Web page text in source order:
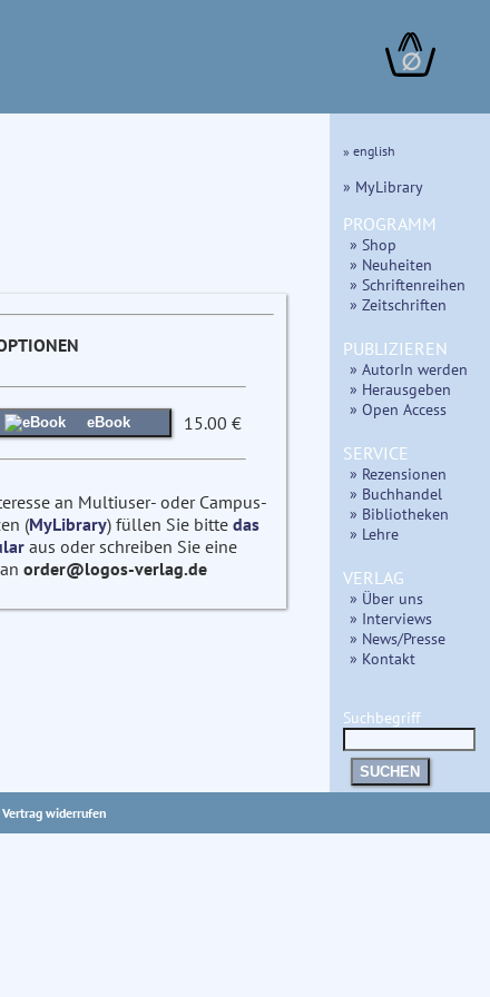
∅
eBook 15.00 €
an Multiuser- oder Campus-
(MyLibrary) füllen Sie bitte das
aus oder schreiben Sie eine
order@logos-verlag.de
» english
» MyLibrary
PROGRAMM
» Shop
» Neuheiten
» Schriftenreihen
» Zeitschriften
PUBLIZIEREN
» AutorIn werden
» Herausgeben
» Open Access
SERVICE
» Rezensionen
» Buchhandel
» Bibliotheken
» Lehre
VERLAG
» Über uns
» Interviews
» News/Presse
» Kontakt
Suchbegriff
SUCHEN
Vertrag widerrufen